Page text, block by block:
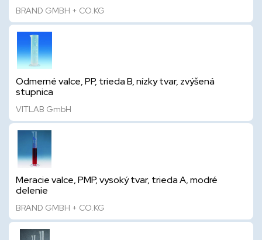
BRAND GMBH + CO.KG
Odmerné valce, PP, trieda B, nízky tvar, zvýšená
stupnica
VITLAB GmbH
Meracie valce, PMP, vysoký tvar, trieda A, modré
delenie
BRAND GMBH + CO.KG